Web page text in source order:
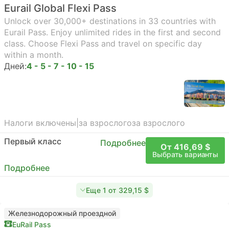
Eurail Global Flexi Pass
Unlock over 30,000+ destinations in 33 countries with
Eurail Pass. Enjoy unlimited rides in the first and second
class. Choose Flexi Pass and travel on specific day
within a month.
Дней:4 - 5 - 7 - 10 - 15
Налоги включены за взрослогоза взрослого
Первый класс
Подробнее От 416,69 $
Выбрать варианты
Подробнее
Еще 1 от 329,15 $
Железнодорожный проездной
EuRail Pass